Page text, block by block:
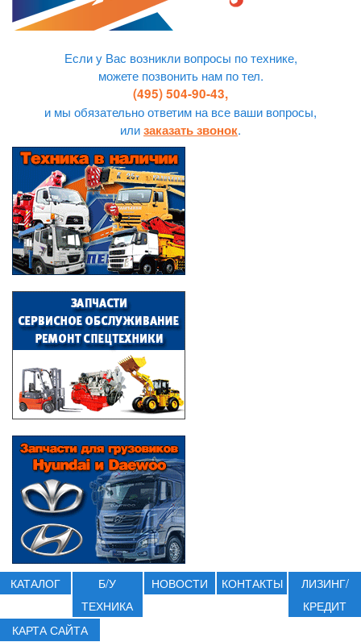
Если у Вас возникли вопросы по технике,
можете позвонить нам по тел.
(495) 504-90-43,
и мы обязательно ответим на все ваши вопросы,
илизаказать звонок.
КАТАЛОГ
Б/У
ТЕХНИКА
НОВОСТИ КОНТАКТЫ
ЛИЗИНГ/
КРЕДИТ
КАРТА САЙТА